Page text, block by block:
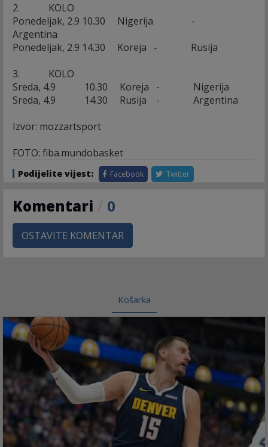
2. KOLO
Ponedeljak, 2.9 10.30 Nigerija -
Argentina
Ponedeljak, 2.9 14.30 Koreja - Rusija
3. KOLO
Sreda, 4.9 10.30 Koreja - Nigerija
Sreda, 4.9 14.30 Rusija - Argentina
Izvor: mozzartsport
FOTO: fiba.mundobasket
Podijelite vijest: Facebook Twitter
Komentari 0
OSTAVITE KOMENTAR
Košarka